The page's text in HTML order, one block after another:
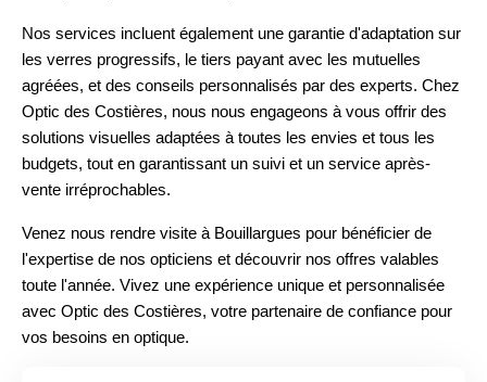
Nos services incluent également une garantie d'adaptation sur
les verres progressifs, le tiers payant avec les mutuelles
agréées, et des conseils personnalisés par des experts. Chez
Optic des Costières, nous nous engageons à vous offrir des
solutions visuelles adaptées à toutes les envies et tous les
budgets, tout en garantissant un suivi et un service après-
vente irréprochables.
Venez nous rendre visite à Bouillargues pour bénéficier de
l'expertise de nos opticiens et découvrir nos offres valables
toute l'année. Vivez une expérience unique et personnalisée
avec Optic des Costières, votre partenaire de confiance pour
vos besoins en optique.